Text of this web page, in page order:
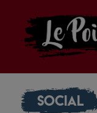
Social